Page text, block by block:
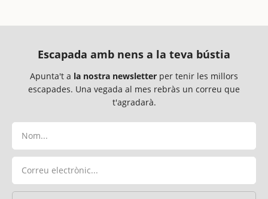
Escapada amb nens a la teva bústia
Apunta't a la nostra newsletter per tenir les millors
escapades. Una vegada al mes rebràs un correu que
t'agradarà.